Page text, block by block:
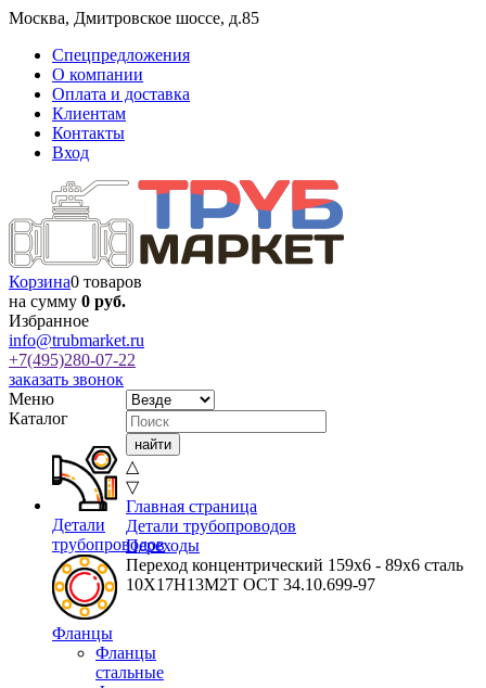
Москва, Дмитровское шоссе, д.85
Спецпредложения
О компании
Оплата и доставка
Клиентам
Контакты
Вход
Корзина0 товаров
на сумму 0 руб.
Избранное
info@trubmarket.ru
+7(495)280-07-22
заказать звонок
Меню
Каталог
Детали
трубопроводов
Фланцы
Фланцы
стальные
△
▽
Главная страница
Детали трубопроводов
Переходы
Переход концентрический 159х6 - 89х6 сталь
10Х17Н13М2Т ОСТ 34.10.699-97